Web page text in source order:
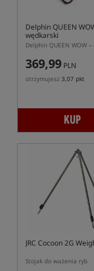
Delphin QUEEN
wędkarski
369,99 PLN
otrzymujesz 3,07 pkt
KUP
JRC Cocoon 2G
Stojak do ważenia ryb